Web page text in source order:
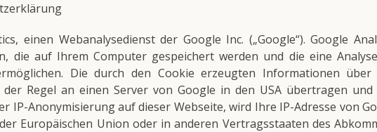
einen Webanalysedienst der Google Inc. („Google“). Google
die auf Ihrem Computer gespeichert werden und die eine
Die durch den Cookie erzeugten Informationen über
Regel an einen Server von Google in den USA übertragen
IP-Anonymisierung auf dieser Webseite, wird Ihre IP-Adresse von
Europäischen Union oder in anderen Vertragsstaaten des